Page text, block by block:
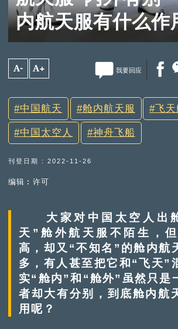
内航天服有什么作
A- A+ 我要回应
中国航天 舱内航天服 飞
中国太空人 神舟飞船
刊登日期 : 2022-11-26
编辑︰许可
大家对中国太空人出
天”舱外航天服不陌生，
高，却又“不知名”的舱内航
多，有人甚至把它和“飞天”
实“舱内”和“舱外”虽然只是
者却大有分别，到底舱内航
用呢？